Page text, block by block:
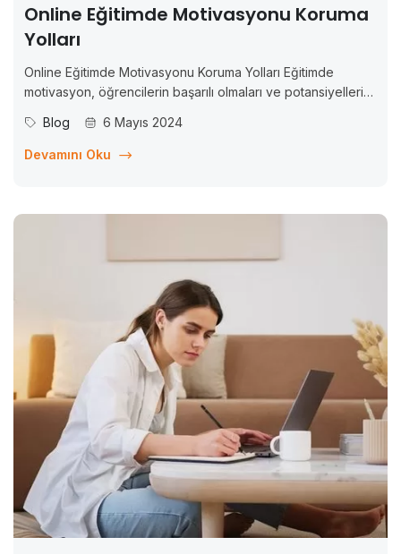
Online Eğitimde Motivasyonu Koruma
Yolları
Online Eğitimde Motivasyonu Koruma Yolları Eğitimde
motivasyon, öğrencilerin başarılı olmaları ve potansiyellerini
Motive olmuş öğrenciler, daha iyi öğrenir, daha yüksek
başarılar elde eder ve daha fazla ilerleme kaydederler.
Blog 6 Mayıs 2024
Devamını Oku